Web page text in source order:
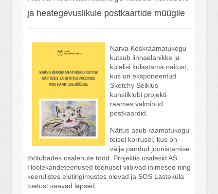
ja heategevuslikule postkaartide müügile
Narva Keskraamatukogu
kutsub linnaelanikke ja
külalisi külastama näitust,
kus on eksponeeritud
Sketchy Seiklus
kunstiklubi projekti
raames valminud
postkaardid.
Näitus asub raamatukogu
teisel korrusel, kus on
välja pandud joonistamise
töötubades osalenute tööd. Projektis osalesid AS
Hoolekandeteenused teenusel viibivad inimesed ning
keerulistes elutingimustes olevad ja SOS Lasteküla
toetust saavad lapsed.